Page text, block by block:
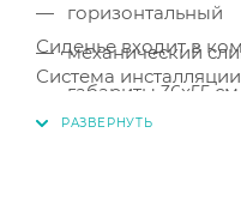
горизонтальный
механический
габариты 36x55 см
Сиденье входит в
Система